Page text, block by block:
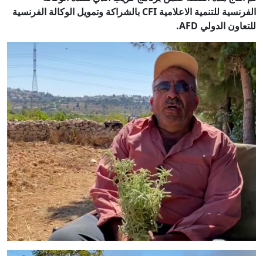
الفرنسية للتنمية الاعلامية CFI بالشراكة وتمويل الوكالة الفرنسية
للتعاون الدولي AFD.